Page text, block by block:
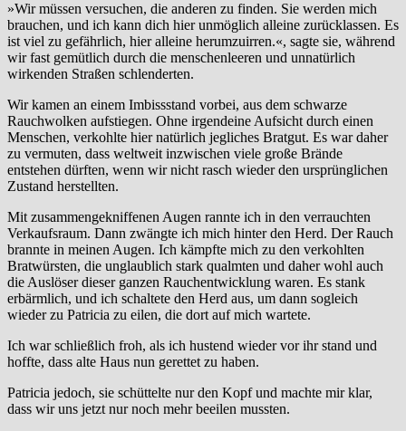
»Wir müssen versuchen, die anderen zu finden. Sie werden mich
brauchen, und ich kann dich hier unmöglich alleine zurücklassen. Es
ist viel zu gefährlich, hier alleine herumzuirren.«, sagte sie, während
wir fast gemütlich durch die menschenleeren und unnatürlich
wirkenden Straßen schlenderten.
Wir kamen an einem Imbissstand vorbei, aus dem schwarze
Rauchwolken aufstiegen. Ohne irgendeine Aufsicht durch einen
Menschen, verkohlte hier natürlich jegliches Bratgut. Es war daher
zu vermuten, dass weltweit inzwischen viele große Brände
entstehen dürften, wenn wir nicht rasch wieder den ursprünglichen
Zustand herstellten.
Mit zusammengekniffenen Augen rannte ich in den verrauchten
Verkaufsraum. Dann zwängte ich mich hinter den Herd. Der Rauch
brannte in meinen Augen. Ich kämpfte mich zu den verkohlten
Bratwürsten, die unglaublich stark qualmten und daher wohl auch
die Auslöser dieser ganzen Rauchentwicklung waren. Es stank
erbärmlich, und ich schaltete den Herd aus, um dann sogleich
wieder zu Patricia zu eilen, die dort auf mich wartete.
Ich war schließlich froh, als ich hustend wieder vor ihr stand und
hoffte, dass alte Haus nun gerettet zu haben.
Patricia jedoch, sie schüttelte nur den Kopf und machte mir klar,
dass wir uns jetzt nur noch mehr beeilen mussten.